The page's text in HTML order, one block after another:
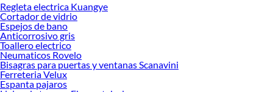
Desde remodelaciones hasta proyectos de decoración, estamos aquí para hacer
tus ideas realidad. ¡Visítanos y encuentra todo lo que tenemos para ofrecerte en
Vasos y copas!
Explora la variedad de productos de Vasos y copas en Sodimac
Herramientas, materiales y accesorios de calidad para tus proyectos y
renovación de espacios. ¡Visítanos y descubre todo lo que tenemos para
ofrecerte!
Regleta electrica Kuangye
Cortador de vidrio
Espejos de bano
Anticorrosivo gris
Toallero electrico
Neumaticos Rovelo
Bisagras para puertas y ventanas Scanavini
Ferreteria Velux
Espanta pajaros